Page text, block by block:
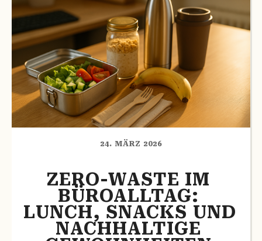
24. MÄRZ 2026
ZERO-WASTE IM
BÜROALLTAG:
LUNCH, SNACKS UND
NACHHALTIGE